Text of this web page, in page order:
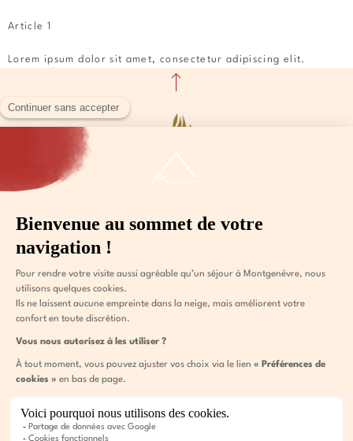
Article 1
Lorem ipsum dolor sit amet, consectetur adipiscing elit.
511 RUE DE L’OBÉLISQUE
05100 Montgenèvre
info@anova-hotel.com
Politique de vie privée